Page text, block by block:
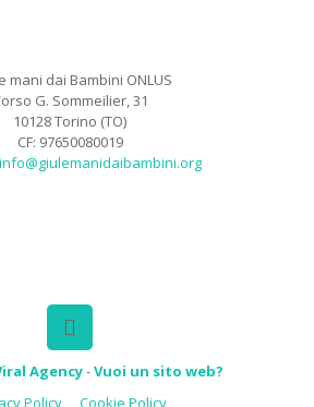
mani dai Bambini ONLUS
G. Sommeilier, 31
10128 Torino (TO)
CF: 97650080019
info@giulemanidaibambini.org
Agency-Vuoi un sito web?
Policy
Cookie Policy